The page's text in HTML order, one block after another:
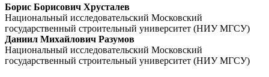
Борис Борисович Хрусталев
Национальный исследовательский Московский
государственный строительный университет (НИУ МГСУ)
Даниил Михайлович Разумов
Национальный исследовательский Московский
государственный строительный университет (НИУ МГСУ)